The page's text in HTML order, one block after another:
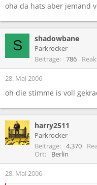
oha da hats aber jemand
S shadowbane
Parkrocker
Beiträge
786
28. Mai 2006
oh die stimme is voll
harry2511
Parkrocker
Beiträge
4.370
Ort
Berlin
28. Mai 2006